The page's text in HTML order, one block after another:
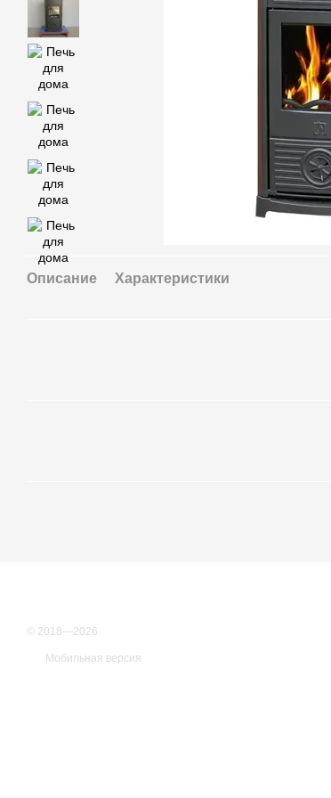
Описание Характеристики
© 2018—2026
Мобильная версия